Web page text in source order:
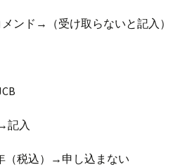
メンド→（受け取らないと記入）
記入
（税込）→申し込まない